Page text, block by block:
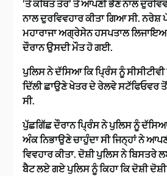
‘ਤੇ ਕਥਿਤ ਤੌਰ’ ਤੇ ਆਪਣੀ ਭੈਣ ਨਾਲ
ਨਾਲ ਦੁਰਵਿਵਹਾਰ ਕੀਤਾ ਗਿਆ ਸੀ. ਨਰੇਸ਼
ਮਹਾਰਾਜਾ ਅਗ੍ਰੇਸੇਨ ਹਸਪਤਾਲ
ਦੌਰਾਨ ਉਸਦੀ ਮੌਤ ਹੋ ਗਈ.
ਪੁਲਿਸ ਨੇ ਦੱਸਿਆ ਕਿ ਪ੍ਰਿੰਸ ਨੂੰ
ਦਿੱਲੀ ਛਾਉਣੇ ਖੇਤਰ ਦੇ ਰੇਲਵੇ ਸਟੱਫਿਓਵਰ
ਸੀ.
ਪੁੱਛਗਿੱਛ ਦੌਰਾਨ ਪ੍ਰਿੰਸ ਨੇ ਪੁਲਿਸ ਨੂੰ
ਅੰਕ ਨਿਭਾਉਣੇ ਚਾਹੁੰਦਾ ਸੀ ਜਿਨ੍ਹਾਂ ਨੇ
ਵਿਵਹਾਰ ਕੀਤਾ. ਦੋਸ਼ੀ ਪੁਲਿਸ ਨੇ
ਬੈਟ ਲਏ ਗਏ ਪੁਲਿਸ ਨੂੰ ਕਿਹਾ ਕਿ ਦੋਸ਼ੀ